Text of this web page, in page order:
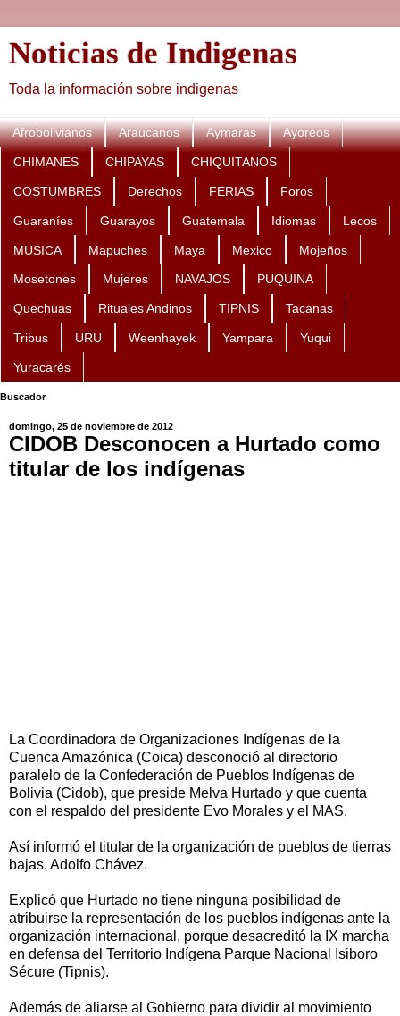
Noticias de Indigenas
Toda la información sobre indigenas
Afrobolivianos Araucanos Aymaras Ayoreos
CHIMANES CHIPAYAS CHIQUITANOS
COSTUMBRES Derechos FERIAS Foros
Guaraníes Guarayos Guatemala Idiomas Lecos
MUSICA Mapuches Maya Mexico Mojeños
Mosetones Mujeres NAVAJOS PUQUINA
Quechuas Rituales Andinos TIPNIS Tacanas
Tribus URU Weenhayek Yampara Yuqui
Yuracarés
Buscador
domingo, 25 de noviembre de 2012
CIDOB Desconocen a Hurtado como
titular de los indígenas
La Coordinadora de Organizaciones Indígenas de la
Cuenca Amazónica (Coica) desconoció al directorio
paralelo de la Confederación de Pueblos Indígenas de
Bolivia (Cidob), que preside Melva Hurtado y que cuenta
con el respaldo del presidente Evo Morales y el MAS.
Así informó el titular de la organización de pueblos de tierras
bajas, Adolfo Chávez.
Explicó que Hurtado no tiene ninguna posibilidad de
atribuirse la representación de los pueblos indígenas ante la
organización internacional, porque desacreditó la IX marcha
en defensa del Territorio Indígena Parque Nacional Isiboro
Sécure (Tipnis).
Además de aliarse al Gobierno para dividir al movimiento